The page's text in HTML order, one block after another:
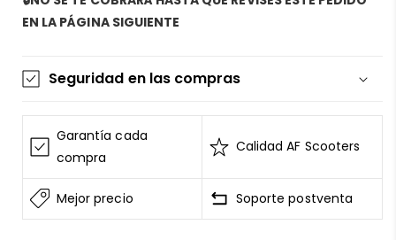
AF
SCOOTERS
AF
SCOOTERS
EN LA PÁGINA SIGUIENTE
Seguridad en las compras
La información de las tarjetas se mantiene
segura y sin riesgos
AF SCOOTERS
sigue el Estándar de Seguridad de
Datos para la Industria de Tarjeta de Pago
Todos los datos están cifrados
AF SCOOTERSbajo ninguna circunstancia
Garantía cada
compra
Calidad AF Scooters
Mejor precio Soporte postventa